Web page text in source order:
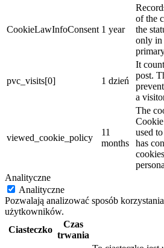
CookieLawInfoConsent 1 year
of the
the
only in
pvc_visits[0] 1 dzień
It
post.
a
viewed_cookie_policy
11
months
The
used
has
Analityczne
Analityczne
Pozwalają analizować sposób
użytkowników.
Ciasteczko
Czas
trwania